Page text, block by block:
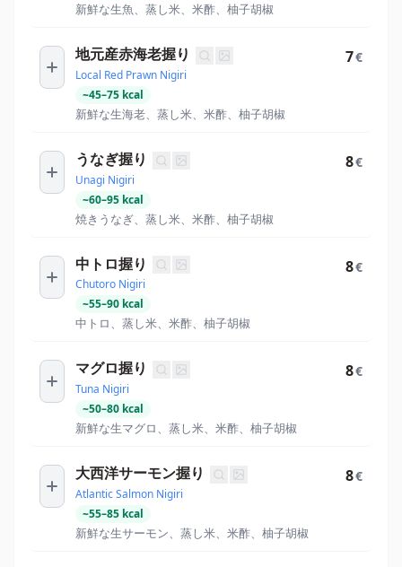
新鮮な生魚、蒸し米、米酢、柚子胡椒
地元産赤海老握り
Local Red Prawn Nigiri
~45–75 kcal
新鮮な生海老、蒸し米、米酢、柚子胡椒
7€
うなぎ握り
Unagi Nigiri
~60–95 kcal
焼きうなぎ、蒸し米、米酢、柚子胡椒
8€
中トロ握り
Chutoro Nigiri
~55–90 kcal
中トロ、蒸し米、米酢、柚子胡椒
8€
マグロ握り
Tuna Nigiri
~50–80 kcal
新鮮な生マグロ、蒸し米、米酢、柚子胡椒
8€
大西洋サーモン握り
Atlantic Salmon Nigiri
~55–85 kcal
新鮮な生サーモン、蒸し米、米酢、柚子胡椒
8€